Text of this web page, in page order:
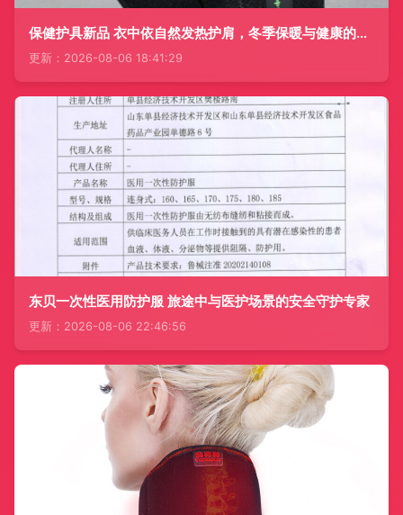
保健护具新品 衣中依自然发热护肩，冬季保暖与健康的完美结合
更新：2026-08-06 18:41:29
东贝一次性医用防护服 旅途中与医护场景的安全守护专家
更新：2026-08-06 22:46:56